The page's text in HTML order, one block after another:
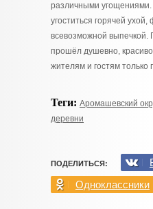
различными
угоститься горячей
всевозможной выпечкой.
прошёл душевно,
жителям и гостям
Теги: Аромашевский
деревни
ПОДЕЛИТЬСЯ:
Одноклассники